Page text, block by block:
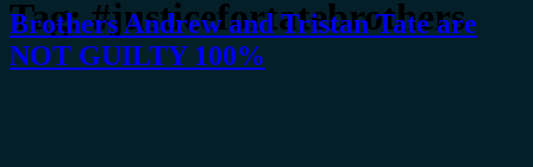
Tag:#justicefortatebrothers
Brothers Andrew and Tristan Tate are
NOT GUILTY 100%